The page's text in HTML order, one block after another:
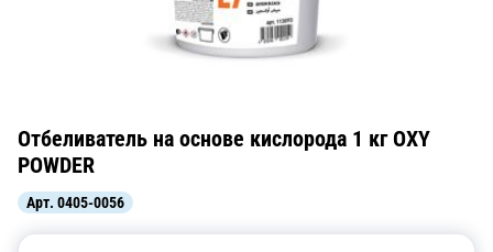
Отбеливатель на основе кислорода 1 кг OXY
POWDER
Арт. 0405-0056